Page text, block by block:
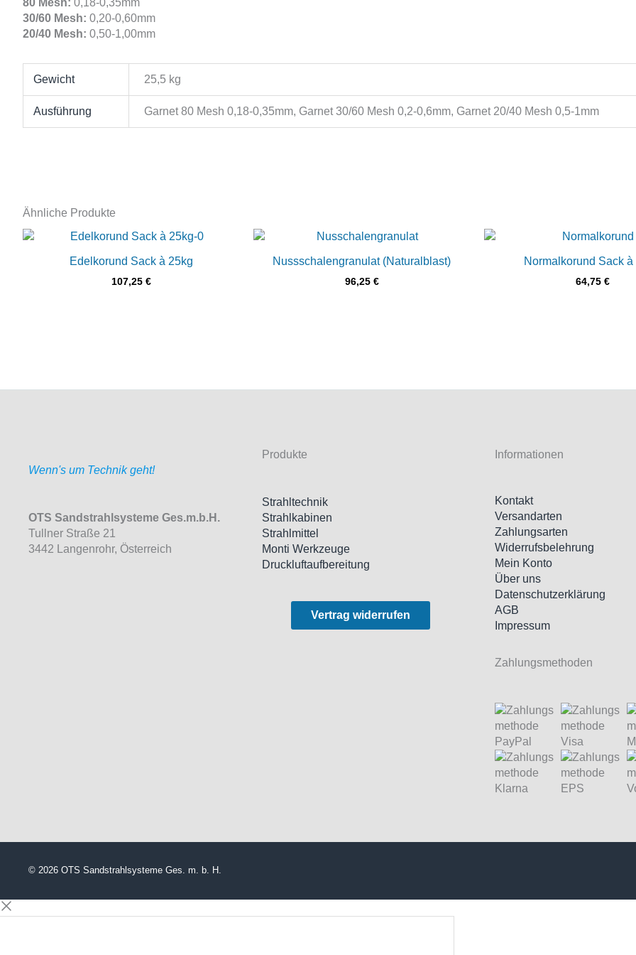
30/60 Mesh: 0,20-0,60mm
20/40 Mesh: 0,50-1,00mm
Gewicht 25,5 kg
Ausführung Garnet 80 Mesh 0,18-0,35mm, Garnet 30/60 Mesh 0,2-0,6mm, Garnet 20/40 Mesh 0,5-1mm
Ähnliche Produkte
Edelkorund Sack à 25kg
107,25 €
Nussschalengranulat (Naturalblast)
96,25 €
Normalkorund Sack à
64,75 €
Wenn's um Technik geht!
OTS Sandstrahlsysteme Ges.m.b.H.
Tullner Straße 21
3442 Langenrohr, Österreich
Produkte
Strahltechnik
Strahlkabinen
Strahlmittel
Monti Werkzeuge
Druckluftaufbereitung
Vertrag widerrufen
Informationen
Kontakt
Versandarten
Zahlungsarten
Widerrufsbelehrung
Mein Konto
Über uns
Datenschutzerklärung
AGB
Impressum
Zahlungsmethoden
© 2026 OTS Sandstrahlsysteme Ges. m. b. H.